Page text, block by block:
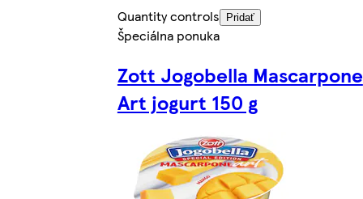
Quantity controls
Pridať
Špeciálna ponuka
Zott Jogobella Mascarpone
Art jogurt 150 g